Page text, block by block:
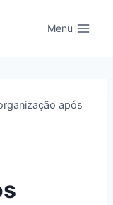
Menu
após